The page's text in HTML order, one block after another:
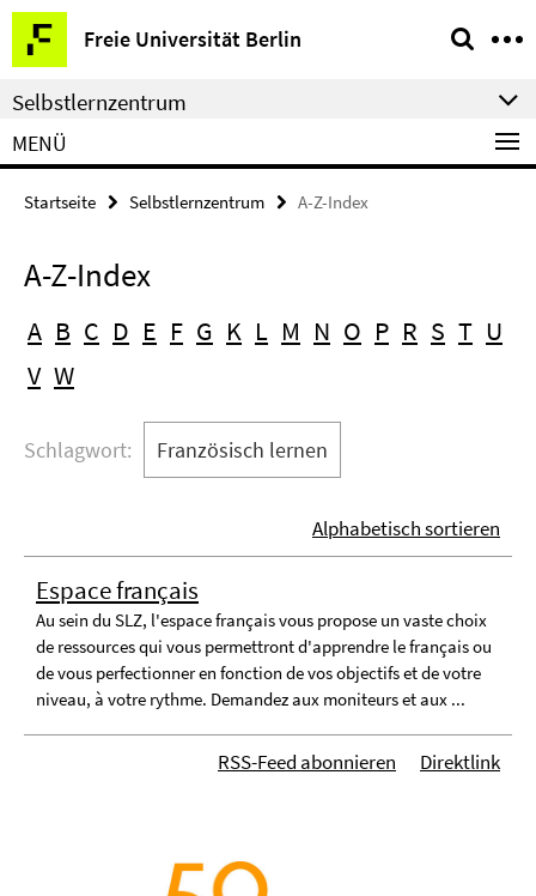
Springe
direkt
zu
Inhalt
Freie Universität Berlin
Service-
Navigation
Selbstlernzentrum
MENÜ
Startseite Selbstlernzentrum A-Z-Index
A-Z-Index
A B C D E F G K L M N O P R S T U
V W
Schlagwort: Französisch lernen
Alphabetisch sortieren
Espace français
Au sein du SLZ, l'espace français vous propose un vaste choix
de ressources qui vous permettront d'apprendre le français ou
de vous perfectionner en fonction de vos objectifs et de votre
niveau, à votre rythme. Demandez aux moniteurs et aux ...
Direktlink
RSS-Feed abonnieren